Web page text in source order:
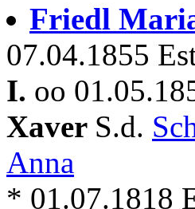
Friedl
07.04.1855
I. oo
Xaver S.d.
Anna
* 01.07.1818